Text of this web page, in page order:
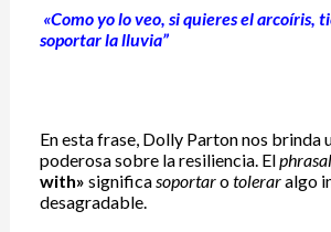
«Como yo lo veo, si quieres el arcoíris,
soportar la lluvia”
En esta frase, Dolly Parton nos brinda
poderosa sobre la resiliencia. El
with» significa soportarotoleraralgo
desagradable.